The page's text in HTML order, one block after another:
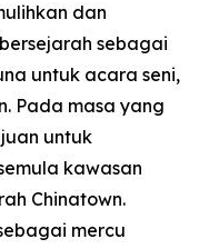
dan
sebagai
untuk acara seni,
Pada masa yang
untuk
kawasan
Chinatown.
mercu